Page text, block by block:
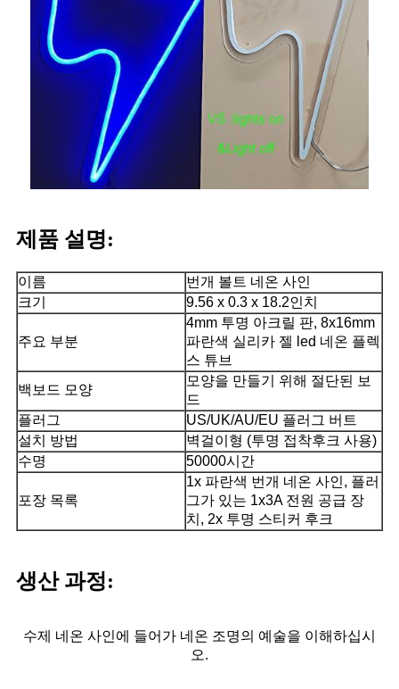
제품 설명:
이름
번개 볼트 네온 사인
크기
9.56 x 0.3 x 18.2인치
주요 부분
4mm 투명 아크릴 판, 8x16mm
파란색 실리카 젤 led 네온 플렉
스 튜브
백보드 모양
모양을 만들기 위해 절단된 보
드
플러그
US/UK/AU/EU 플러그 버트
설치 방법
벽걸이형 (투명 접착후크 사용)
수명
50000시간
포장 목록
1x 파란색 번개 네온 사인, 플러
그가 있는 1x3A 전원 공급 장
치, 2x 투명 스티커 후크
생산 과정:
수제 네온 사인에 들어가 네온 조명의 예술을 이해하십시
오.